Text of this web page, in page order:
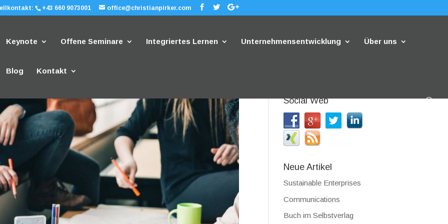
+43 660 9073001 office@christianpirker.com
Keynote Offene Seminare Integriertes Lernen Unternehmensentwicklung Über uns
Blog Kontakt
Social Web
Neue Artikel
Sustainable Enterprises
Communications
Buch im Selbstverlag